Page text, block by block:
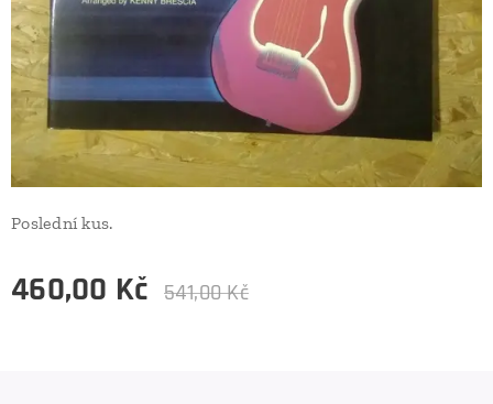
Poslední kus.
460,00 Kč 541,00Kč